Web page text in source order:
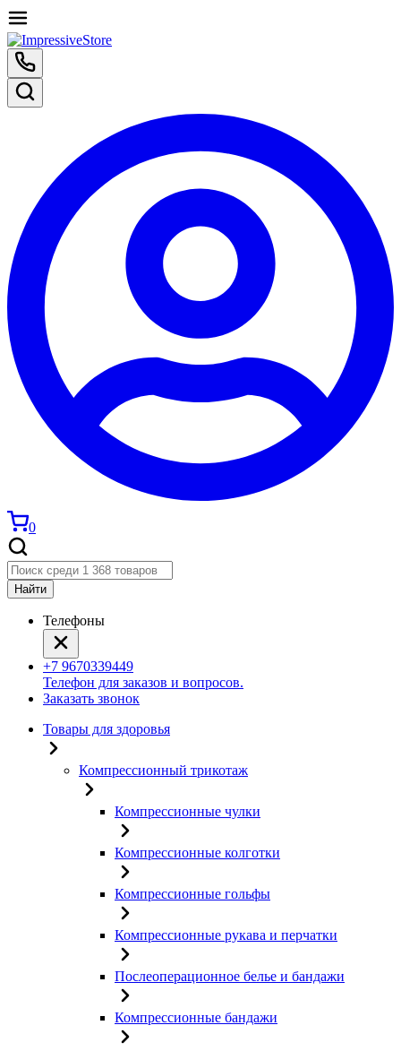
0
Найти
Телефоны
+7 9670339449
Телефон для заказов и вопросов.
Заказать звонок
Товары для здоровья
Компрессионный трикотаж
Компрессионные чулки
Компрессионные колготки
Компрессионные гольфы
Компрессионные рукава и перчатки
Послеоперационное белье и бандажи
Компрессионные бандажи